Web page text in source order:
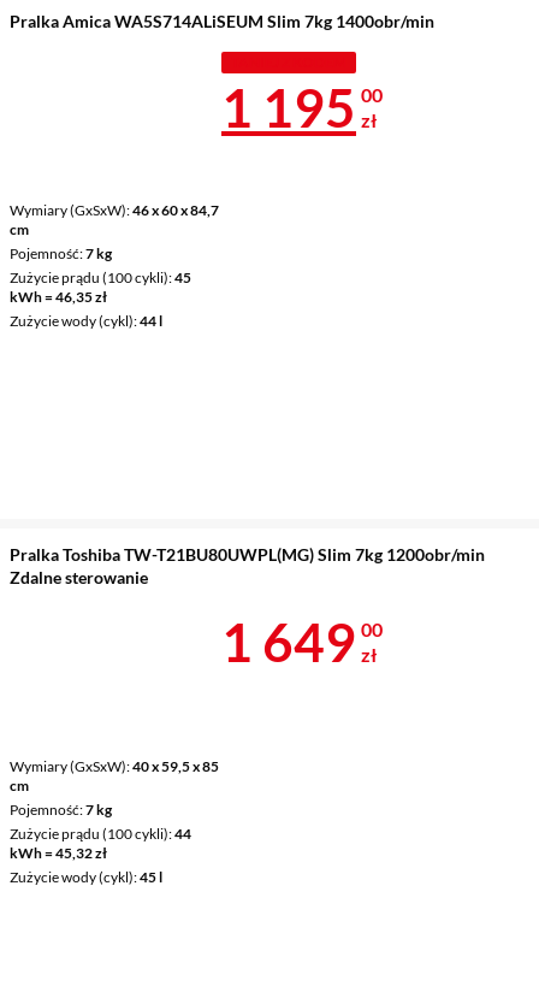
Pralka Amica WA5S714ALiSEUM Slim 7kg 1400obr/min
Wymiary (GxSxW) 46 x 60 x 84,7
cm
Pojemność 7 kg
Zużycie prądu (100 cykli) 45
kWh = 46,35 zł
Zużycie wody (cykl) 44 l
Cena 1 195 zł
1 195 00
zł
Pralka Toshiba TW-T21BU80UWPL(MG) Slim 7kg 1200obr/min
Zdalne sterowanie
Wymiary (GxSxW) 40 x 59,5 x 85
cm
Pojemność 7 kg
Zużycie prądu (100 cykli) 44
kWh = 45,32 zł
Zużycie wody (cykl) 45 l
Cena 1 649 zł
1 649 00
zł